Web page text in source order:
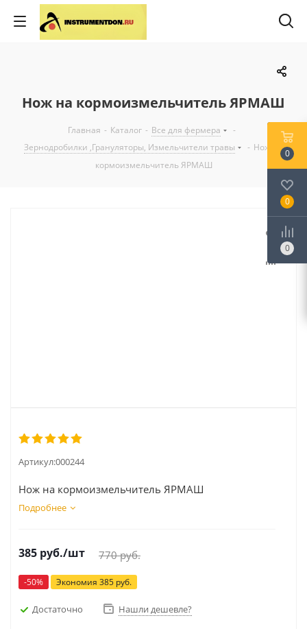
Нож на кормоизмельчитель ЯРМАШ
Главная - Каталог - Все для фермера
-
Зернодробилки ,Грануляторы, Измельчители травы
- Нож на
кормоизмельчитель ЯРМАШ
Артикул:000244
Нож на кормоизмельчитель ЯРМАШ
Подробнее
385 руб./шт 770руб.
-50% Экономия 385 руб.
Достаточно Нашли дешевле?
0
0
0